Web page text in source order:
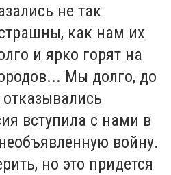
не так
как нам их
и ярко горят на
Мы долго, до
вступила с нами в
войну.
но это придется